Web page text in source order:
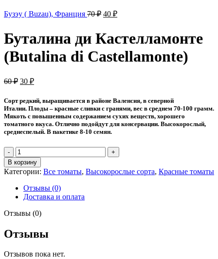
Бузэу ( Buzau), Франция 70₽ Первоначальная
70 ₽.
40 ₽Текущая
Буталина ди Кастелламонте
(Butalina di Castellamonte)
60₽ Первоначальная
составляла
60 ₽.
30 ₽Текущая
30 ₽.
Сорт редкий, выращивается в районе Валенсия, в северной
Италии. Плоды – красные сливки с гранями, вес в среднем 70-100 грамм.
Мякоть с повышенным содержанием сухих веществ, хорошего
томатного вкуса. Отлично подойдут для консервации. Высокорослый,
среднеспелый. В пакетике 8-10 семян.
Количество
товара
Буталина
ди
Кастелламонте
(Butalina
Castellamonte)
В корзину
Категории: Все томаты, Высокорослые сорта, Красные томаты
Отзывы (0)
Доставка и оплата
Отзывы (0)
Отзывы
Отзывов пока нет.